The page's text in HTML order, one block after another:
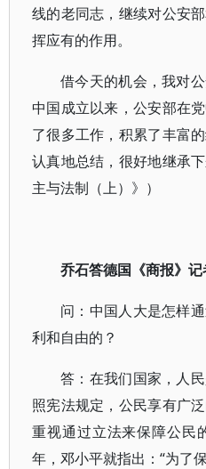
线的老同志，继续对公安
挥应有的作用。
借今天的机会，我对
中国成立以来，公安部在
了很多工作，积累了丰富
认真地总结，很好地继承
主与法制（上）》）
乔石答德国《商报》记
问：中国人大是怎样
利和自由的？
答：在我们国家，人
照宪法规定，公民享有广
重视通过立法来保障公民
年，邓小平就指出：“为了